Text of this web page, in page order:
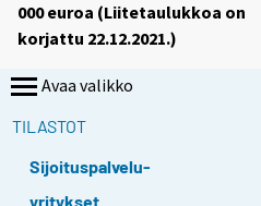
000 euroa (Liitetaulukkoa on
korjattu 22.12.2021.)
Avaa valikko
TILASTOT
Sijoituspalvelu-
yritykset